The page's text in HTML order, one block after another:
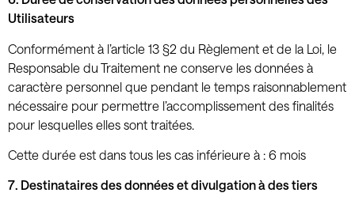
Utilisateurs
Conformément à l’article 13 §2 du Règlement et de la Loi, le
Responsable du Traitement ne conserve les données à
caractère personnel que pendant le temps raisonnablement
nécessaire pour permettre l’accomplissement des finalités
pour lesquelles elles sont traitées.
Cette durée est dans tous les cas inférieure à : 6 mois
7. Destinataires des données et divulgation à des tiers